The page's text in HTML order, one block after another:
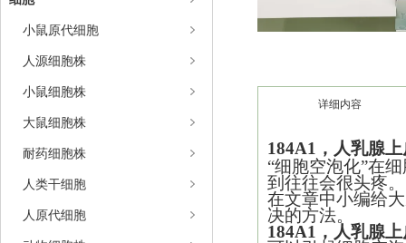
小鼠原代细胞
人源细胞株
小鼠细胞株
大鼠细胞株
耐药细胞株
人类干细胞
人原代细胞
详细内容
184A1，人乳腺
“细胞空泡化”在
到往往会很头疼。
在文章中小编给
决的方法。
184A1，人乳腺